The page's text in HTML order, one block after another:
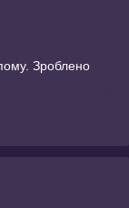
Зроблено